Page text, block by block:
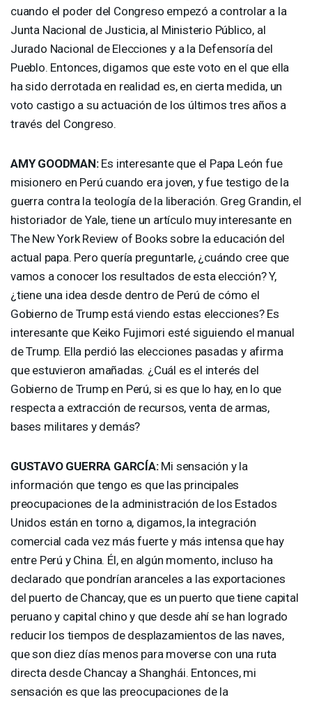
cuando el poder del Congreso empezó a controlar a la
Junta Nacional de Justicia, al Ministerio Público, al
Jurado Nacional de Elecciones y a la Defensoría del
Pueblo. Entonces, digamos que este voto en el que ella
ha sido derrotada en realidad es, en cierta medida, un
voto castigo a su actuación de los últimos tres años a
través del Congreso.
AMY GOODMAN:Es interesante que el Papa León fue
misionero en Perú cuando era joven, y fue testigo de la
guerra contra la teología de la liberación. Greg Grandin, el
historiador de Yale, tiene un artículo muy interesante en
The New York Review of Books sobre la educación del
actual papa. Pero quería preguntarle, ¿cuándo cree que
vamos a conocer los resultados de esta elección? Y,
¿tiene una idea desde dentro de Perú de cómo el
Gobierno de Trump está viendo estas elecciones? Es
interesante que Keiko Fujimori esté siguiendo el manual
de Trump. Ella perdió las elecciones pasadas y afirma
que estuvieron amañadas. ¿Cuál es el interés del
Gobierno de Trump en Perú, si es que lo hay, en lo que
respecta a extracción de recursos, venta de armas,
bases militares y demás?
GUSTAVO GUERRA GARCÍA:Mi sensación y la
información que tengo es que las principales
preocupaciones de la administración de los Estados
Unidos están en torno a, digamos, la integración
comercial cada vez más fuerte y más intensa que hay
entre Perú y China. Él, en algún momento, incluso ha
declarado que pondrían aranceles a las exportaciones
del puerto de Chancay, que es un puerto que tiene capital
peruano y capital chino y que desde ahí se han logrado
reducir los tiempos de desplazamientos de las naves,
que son diez días menos para moverse con una ruta
directa desde Chancay a Shanghái. Entonces, mi
sensación es que las preocupaciones de la